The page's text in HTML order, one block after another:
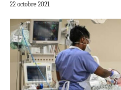
22 octobre 2021